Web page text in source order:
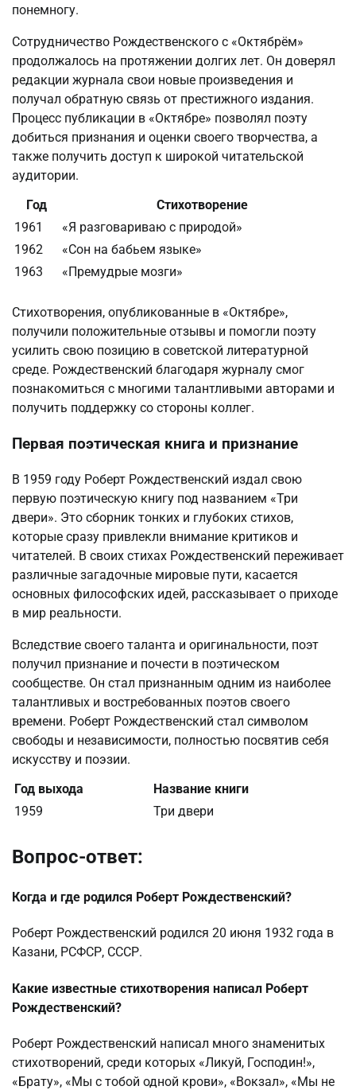
понемногу.
Сотрудничество Рождественского с «Октябрём»
продолжалось на протяжении долгих лет. Он доверял
редакции журнала свои новые произведения и
получал обратную связь от престижного издания.
Процесс публикации в «Октябре» позволял поэту
добиться признания и оценки своего творчества, а
также получить доступ к широкой читательской
аудитории.
Год
Стихотворение
1961
«Я разговариваю с природой»
1962
«Сон на бабьем языке»
1963
«Премудрые мозги»
Стихотворения, опубликованные в «Октябре»,
получили положительные отзывы и помогли поэту
усилить свою позицию в советской литературной
среде. Рождественский благодаря журналу смог
познакомиться с многими талантливыми авторами и
получить поддержку со стороны коллег.
Первая поэтическая книга и признание
В 1959 году Роберт Рождественский издал свою
первую поэтическую книгу под названием «Три
двери». Это сборник тонких и глубоких стихов,
которые сразу привлекли внимание критиков и
читателей. В своих стихах Рождественский переживает
различные загадочные мировые пути, касается
основных философских идей, рассказывает о приходе
в мир реальности.
Вследствие своего таланта и оригинальности, поэт
получил признание и почести в поэтическом
сообществе. Он стал признанным одним из наиболее
талантливых и востребованных поэтов своего
времени. Роберт Рождественский стал символом
свободы и независимости, полностью посвятив себя
искусству и поэзии.
Год выхода
Название книги
1959
Три двери
Вопрос-ответ:
Когда и где родился Роберт Рождественский?
Роберт Рождественский родился 20 июня 1932 года в
Казани, РСФСР, СССР.
Какие известные стихотворения написал Роберт
Рождественский?
Роберт Рождественский написал много знаменитых
стихотворений, среди которых «Ликуй, Господин!»,
«Брату», «Мы с тобой одной крови», «Вокзал», «Мы не